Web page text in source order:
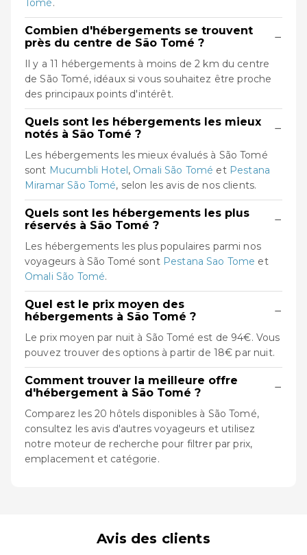
Tomé.
Combien d'hébergements se trouvent
près du centre de São Tomé ?
−
Il y a 11 hébergements à moins de 2 km du centre
de São Tomé, idéaux si vous souhaitez être proche
des principaux points d'intérêt.
Quels sont les hébergements les mieux
notés à São Tomé ?
−
Les hébergements les mieux évalués à São Tomé
sont Mucumbli Hotel, Omali São Tomé et Pestana
Miramar São Tomé, selon les avis de nos clients.
Quels sont les hébergements les plus
réservés à São Tomé ?
−
Les hébergements les plus populaires parmi nos
voyageurs à São Tomé sont Pestana Sao Tome et
Omali São Tomé.
Quel est le prix moyen des
hébergements à São Tomé ?
−
Le prix moyen par nuit à São Tomé est de 94€. Vous
pouvez trouver des options à partir de 18€ par nuit.
Comment trouver la meilleure offre
d'hébergement à São Tomé ?
−
Comparez les 20 hôtels disponibles à São Tomé,
consultez les avis d'autres voyageurs et utilisez
notre moteur de recherche pour filtrer par prix,
emplacement et catégorie.
Avis des clients